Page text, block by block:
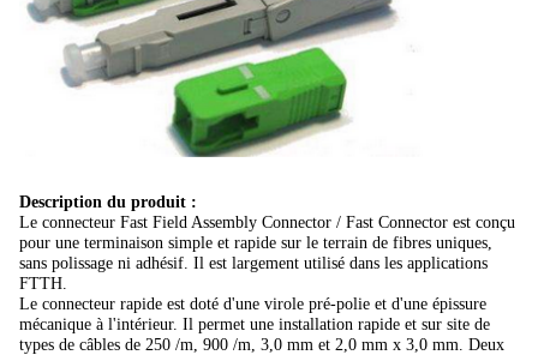
Description du produit :
Le connecteur Fast Field Assembly Connector / Fast Connector est conçu
pour une terminaison simple et rapide sur le terrain de fibres uniques,
sans polissage ni adhésif. Il est largement utilisé dans les applications
FTTH.
Le connecteur rapide est doté d'une virole pré-polie et d'une épissure
mécanique à l'intérieur. Il permet une installation rapide et sur site de
types de câbles de 250 /m, 900 /m, 3,0 mm et 2,0 mm x 3,0 mm. Deux